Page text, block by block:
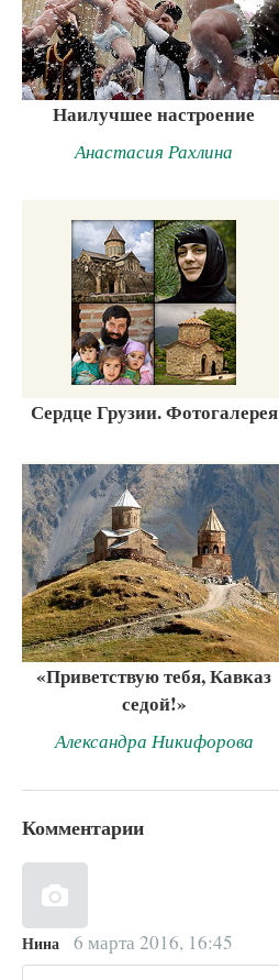
Наилучшее настроение
Анастасия Рахлина
Сердце Грузии. Фотогалерея
«Приветствую тебя, Кавказ
седой!»
Александра Никифорова
Комментарии
Нина 6 марта 2016, 16:45